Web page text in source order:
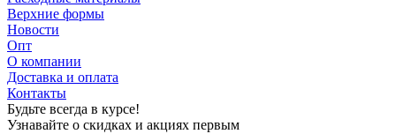
Верхние формы
Новости
Опт
О компании
Доставка и оплата
Контакты
Будьте всегда в курсе!
Узнавайте о скидках и акциях первым